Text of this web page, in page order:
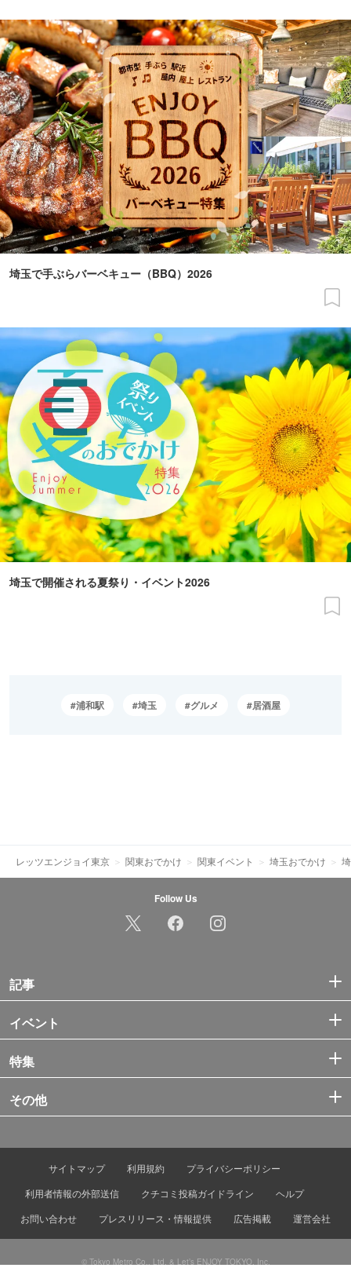
埼玉で手ぶらバーベキュー（BBQ）2026
埼玉で開催される夏祭り・イベント2026
浦和駅 埼玉 グルメ 居酒屋
レッツエンジョイ東京 関東おでかけ 関東イベント 埼玉おでかけ
Follow Us
記事
イベント
特集
その他
サイトマップ 利用規約
プライバシーポリシー
利用者情報の外部送信
クチコミ投稿ガイドライン
ヘルプ
お問い合わせ
プレスリリース・情報提供 広告掲載 運営会社
© Tokyo Metro Co., Ltd. & Let’s ENJOY TOKYO, Inc.